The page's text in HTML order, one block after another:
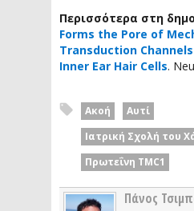
Περισσότερα στη
Forms the Pore of
Transduction
Inner Ear Hair Cells.
Ακοή
Αυτί
Ιατρική Σχολή του
Πρωτεΐνη TMC1
Πάνος